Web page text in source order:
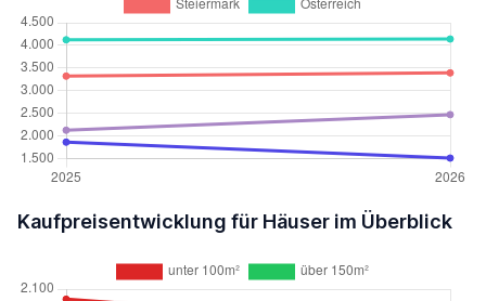
Kaufpreisentwicklung für Häuser im Überblick